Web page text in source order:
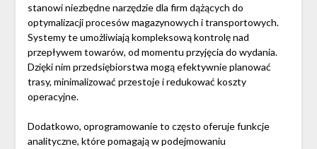
stanowi niezbędne narzędzie dla firm dążących do
optymalizacji procesów magazynowych i transportowych.
Systemy te umożliwiają kompleksową kontrolę nad
przepływem towarów, od momentu przyjęcia do wydania.
Dzięki nim przedsiębiorstwa mogą efektywnie planować
trasy, minimalizować przestoje i redukować koszty
operacyjne.
Dodatkowo, oprogramowanie to często oferuje funkcje
analityczne, które pomagają w podejmowaniu